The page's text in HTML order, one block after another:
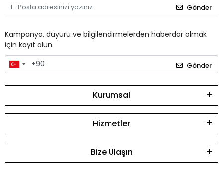
Gönder
Kampanya, duyuru ve bilgilendirmelerden haberdar olmak
için kayıt olun.
Gönder
Kurumsal
Hizmetler
Bize Ulaşın